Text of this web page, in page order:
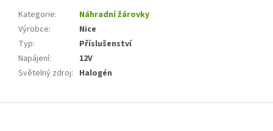
Kategorie:
Náhradní žárovky
Výrobce:
Nice
Typ:
Příslušenství
Napájení:
12V
Světelný zdroj: Halogén